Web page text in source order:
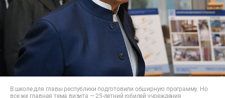
В школе для главы республики подготовили обширную программу. Но
все же главная тема визита — 25-летний юбилей учреждения